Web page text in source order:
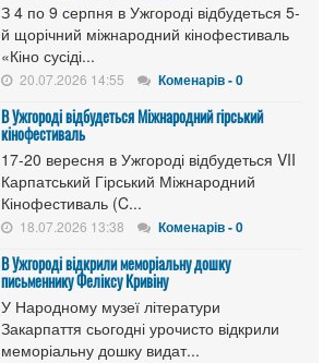
З 4 по 9 серпня в Ужгороді відбудеться 5-
й щорічний міжнародний кінофестиваль
«Кіно сусіді...
20.07.2026 14:55 Коменарів - 0
В Ужгороді відбудеться Міжнародний гірський
кінофестиваль
17-20 вересня в Ужгороді відбудеться VII
Карпатський Гірський Міжнародний
Кінофестиваль (C...
18.07.2026 13:38 Коменарів - 0
В Ужгороді відкрили меморіальну дошку
письменнику Феліксу Кривіну
У Народному музеї літератури
Закарпаття сьогодні урочисто відкрили
меморіальну дошку видат...